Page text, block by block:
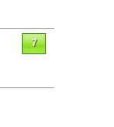
7